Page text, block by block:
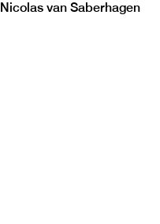
Nicolas van Saberhagen